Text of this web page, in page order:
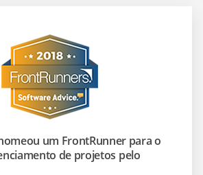
um FrontRunner para o
de projetos pelo